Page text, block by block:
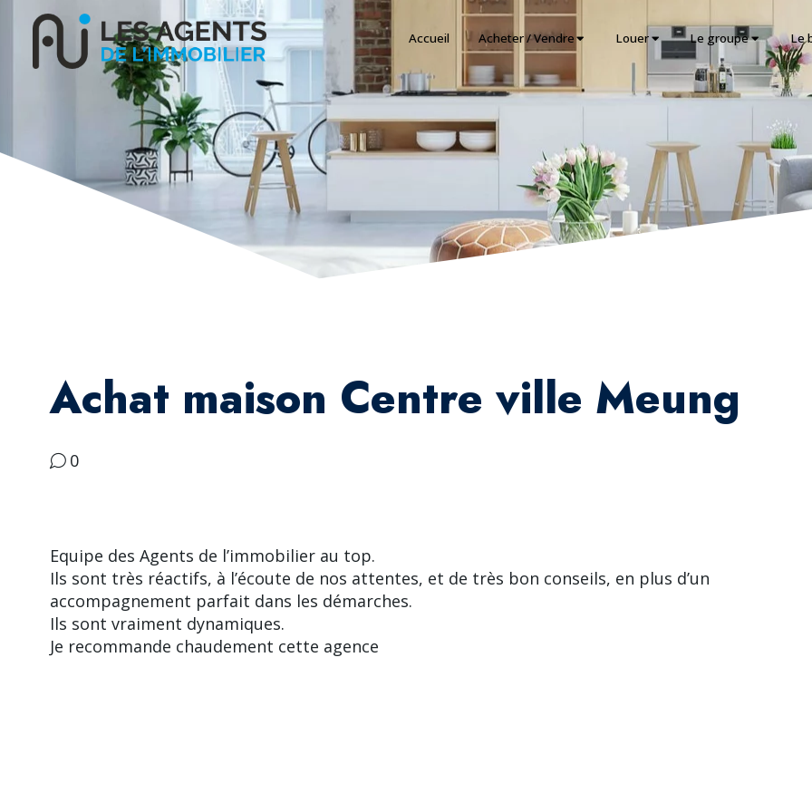
Accueil Acheter / Vendre Louer Le groupe Le
Achat maison Centre ville Meung
0
Equipe des Agents de l’immobilier au top.
Ils sont très réactifs, à l’écoute de nos attentes, et de très bon conseils, en plus d’un
accompagnement parfait dans les démarches.
Ils sont vraiment dynamiques.
Je recommande chaudement cette agence